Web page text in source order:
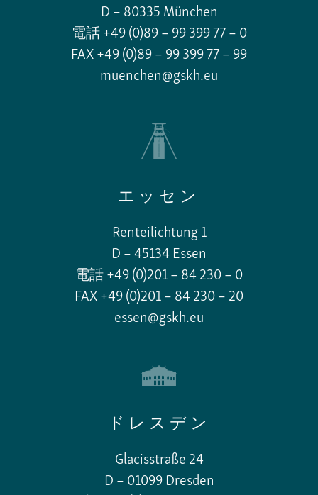
D – 80335 München
電話 +49 (0)89 – 99 399 77 – 0
FAX +49 (0)89 – 99 399 77 – 99
muenchen@gskh.eu
エッセン
Renteilichtung 1
D – 45134 Essen
電話 +49 (0)201 – 84 230 – 0
FAX +49 (0)201 – 84 230 – 20
essen@gskh.eu
ドレスデン
Glacisstraße 24
D – 01099 Dresden